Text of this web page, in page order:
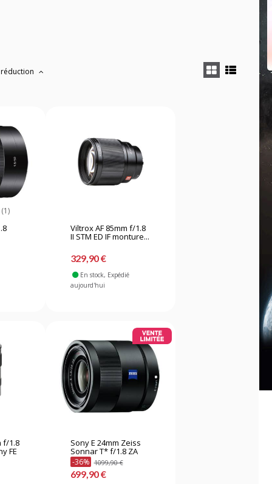
(1)
Viltrox AF 85mm f/1.8
II STM ED IF monture...
329,90 €
En stock, Expédié
aujourd'hui
f/1.8
FE
Sony E 24mm Zeiss
Sonnar T* f/1.8 ZA
-36% 1099,90 €
699,90 €